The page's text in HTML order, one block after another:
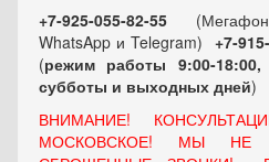
+7-925-055-82-55
WhatsApp и Telegram) +7-
(режим работы 9:00-
субботы и выходных дней)
ВНИМАНИЕ!
МОСКОВСКОЕ! МЫ НЕ